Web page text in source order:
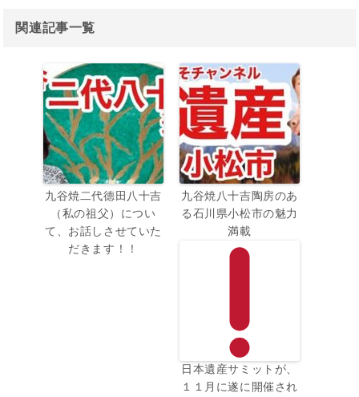
関連記事一覧
九谷焼二代德田八十吉
（私の祖父）につい
て、お話しさせていた
だきます！！
九谷焼八十吉陶房のあ
る石川県小松市の魅力
満載
日本遺産サミットが、
１１月に遂に開催され